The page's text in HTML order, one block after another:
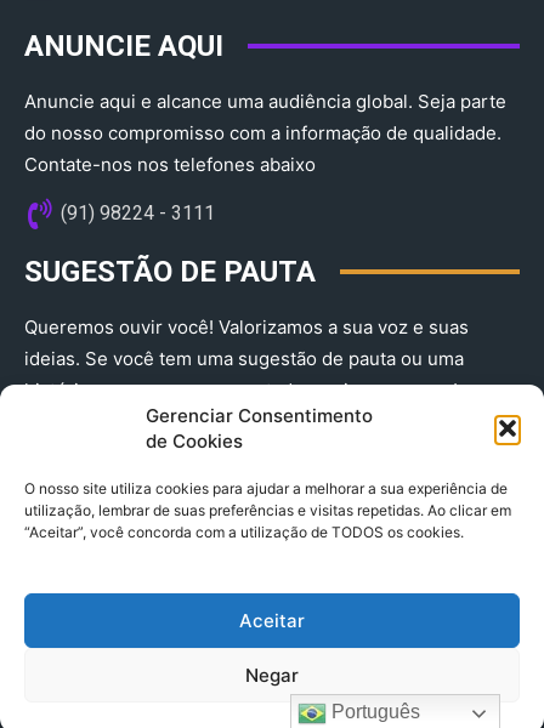
Gerenciar Consentimento
de Cookies
O nosso site utiliza cookies para ajudar a melhorar a sua experiência de
utilização, lembrar de suas preferências e visitas repetidas. Ao clicar em
“Aceitar”, você concorda com a utilização de TODOS os cookies.
Aceitar
Negar
ANUNCIE AQUI
Anuncie aqui e alcance uma audiência global. Seja parte
do nosso compromisso com a informação de qualidade.
Contate-nos nos telefones abaixo
(91) 98224 - 3111
SUGESTÃO DE PAUTA
Queremos ouvir você! Valorizamos a sua voz e suas
ideias. Se você tem uma sugestão de pauta ou uma
história que merece ser contada, envie-nos agora!
(91) 98224 - 3111
© 2025 A Província do Pará CNPJ: 04.901.141/0001-36 End .
Trav. Quintino Bocaiuva 2301, Ed. Rogério Fernandez – Sala
2701- Cremação – CEP 66045.315
Português